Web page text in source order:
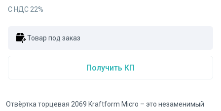
С НДС 22%
Товар под заказ
Получить КП
Отвёртка торцевая 2069 Kraftform Micro – это незаменимый